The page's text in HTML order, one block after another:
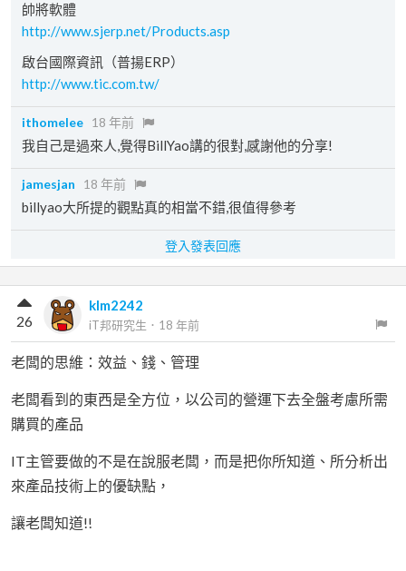
帥將軟體
http://www.sjerp.net/Products.asp
啟台國際資訊（普揚ERP）
http://www.tic.com.tw/
ithomelee 18 年前
我自己是過來人,覺得BillYao講的很對,感謝他的分享!
jamesjan 18 年前
billyao大所提的觀點真的相當不錯,很值得參考
登入發表回應
klm2242
iT邦研究生 ． 18 年前
26
老闆的思維：效益、錢、管理
老闆看到的東西是全方位，以公司的營運下去全盤考慮所需
購買的產品
IT主管要做的不是在說服老闆，而是把你所知道、所分析出
來產品技術上的優缺點，
讓老闆知道!!